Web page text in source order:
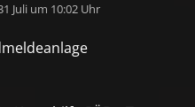
Juli um 10:02 Uhr